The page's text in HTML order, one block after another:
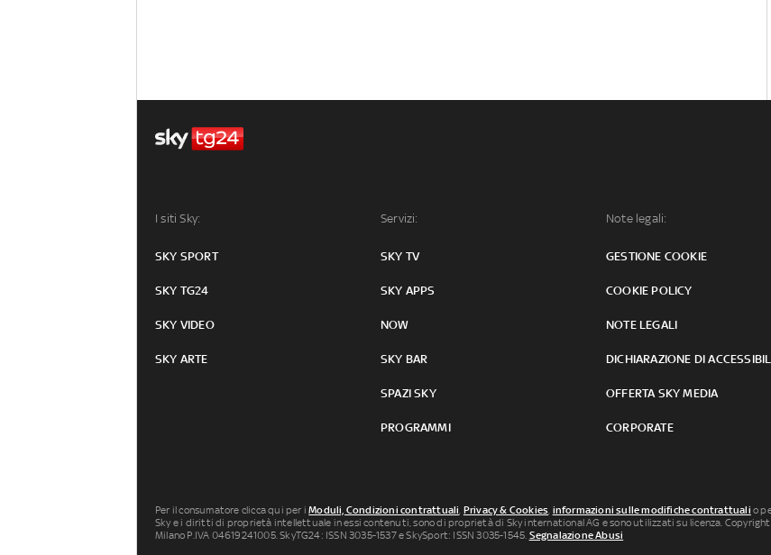
I siti Sky:
SKY SPORT
SKY TG24
SKY VIDEO
SKY ARTE
Servizi:
SKY TV
SKY APPS
NOW
SKY BAR
SPAZI SKY
PROGRAMMI
Note legali:
GESTIONE COOKIE
COOKIE POLICY
NOTE LEGALI
DICHIARAZIONE DI
OFFERTA SKY MEDIA
CORPORATE
Per il consumatore clicca qui per iModuli, Condizioni contrattuali, Privacy & Cookies, informazioni sulle modifiche contrattuali o
Sky e i diritti di proprietà intellettuale in essi contenuti, sono di proprietà di Sky international AG e sono utilizzati su licenza. Copyright
Milano P.IVA 04619241005. SkyTG24: ISSN 3035-1537 e SkySport: ISSN 3035-1545. Segnalazione Abusi